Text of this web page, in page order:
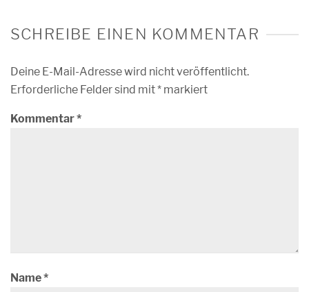
SCHREIBE EINEN KOMMENTAR
Deine E-Mail-Adresse wird nicht veröffentlicht.
Erforderliche Felder sind mit* markiert
Kommentar*
Name*